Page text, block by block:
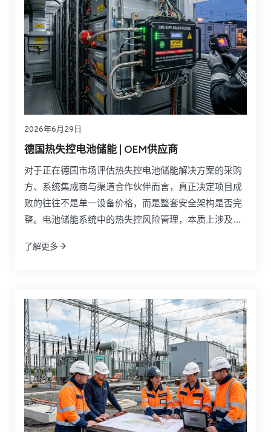
2026年6月29日
德国热失控电池储能 | OEM供应商
对于正在德国市场评估热失控电池储能解决方案的采购
方、系统集成商与渠道合作伙伴而言，真正决定项目成
败的往往不是单一设备价格，而是整套安全架构是否完
整。电池储能系统中的热失控风险管理，本质上涉及电
置、灭火系统、舱体结构以及合规文件之间的协同。如
任边界。
了解更多